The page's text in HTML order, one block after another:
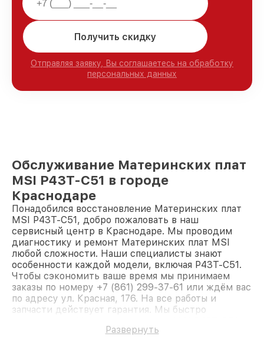
Получить скидку
Отправляя заявку, Вы соглашаетесь на обработку
персональных данных
Обслуживание Материнских плат
MSI P43T-C51 в городе
Краснодаре
Понадобился восстановление Материнских плат
MSI P43T-C51, добро пожаловать в наш
сервисный центр в Краснодаре. Мы проводим
диагностику и ремонт Материнских плат MSI
любой сложности. Наши специалисты знают
особенности каждой модели, включая P43T-C51.
Чтобы сэкономить ваше время мы принимаем
заказы по номеру +7 (861) 299-37-61 или ждём вас
по адресу ул. Красная, 176. На все работы и
запчасти действует гарантия. Мы быстро
Развернуть